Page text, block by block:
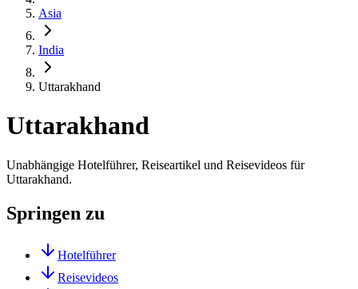
Asia
India
Uttarakhand
Uttarakhand
Unabhängige Hotelführer, Reiseartikel und Reisevideos für
Uttarakhand.
Springen zu
Hotelführer
Reisevideos